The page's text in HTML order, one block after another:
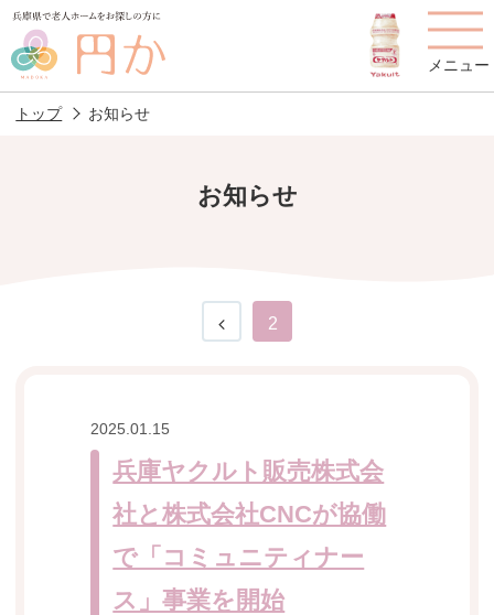
メニュー
施設をお探しの方へ
お役立ち情報
おすすめ施設特集 施設関係者の方へ
トップ お知らせ
お知らせ
2
2025.01.15
兵庫ヤクルト販売株式会
社と株式会社CNCが協働
で「コミュニティナー
ス」事業を開始